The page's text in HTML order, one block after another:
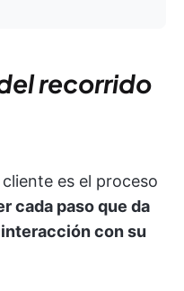
recorrido
es el proceso
cada paso que da
con su